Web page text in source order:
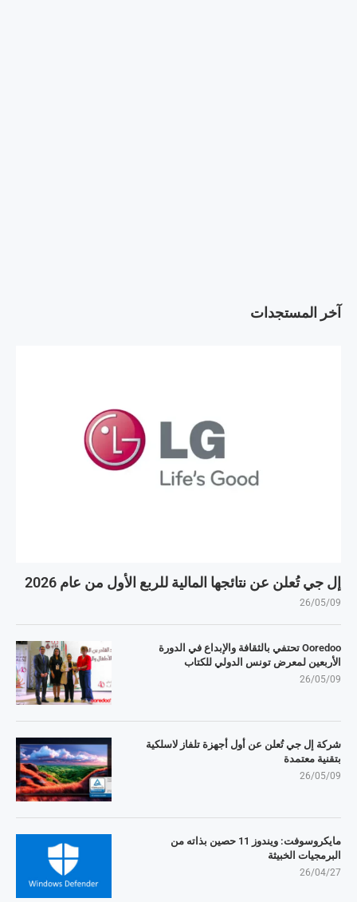
آخر المستجدات
إل جي تُعلن عن نتائجها المالية للربع الأول من عام 2026
26/05/09
Ooredoo تحتفي بالثقافة والإبداع في الدورة
الأربعين لمعرض تونس الدولي للكتاب
26/05/09
شركة إل جي تُعلن عن أول أجهزة تلفاز لاسلكية
بتقنية معتمدة
26/05/09
مايكروسوفت: ويندوز 11 حصين بذاته من
البرمجيات الخبيثة
26/04/27